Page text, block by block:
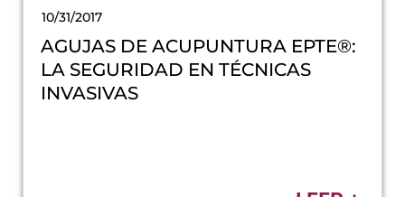
10/31/2017
AGUJAS DE ACUPUNTURA EPTE®:
LA SEGURIDAD EN TÉCNICAS
INVASIVAS